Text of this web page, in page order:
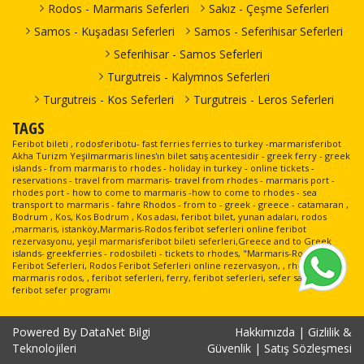
Yolcu Limanı >
09:00-09:30
Katamaran
23.08.2026
Pazar
09:15-10:00
Dentur Avrasya
Bodrum
Yolcu Limanı >
Kos Limanı
23.08.2026
Bodrum
Cruise Port
Yolcu Limanı >
Kos Limanı
23.08.2026
Pazar
18:00-18:30
Yeşil Marmaris
Katamaran
Bodrum
Cruise Port
Yolcu Limanı >
Kos Limanı
24.08.2026
Pazartesi
09:00-09:30
Yeşil Marmaris
Katamaran
Bodrum Kale
Limanı > Kos
Limanı
Pazartesi
09:15-10:00
Feribot
Bodrum
Bodrum
Cruise Port
21.08.2026
Cuma
10:00-10:30
Yeşil Marmaris
Katamaran
Cruise Port
Yolcu Limanı
21.08.2026
17:00-17:30
Yeşil Marmaris
Katamaran
Kos Limanı >
Bodrum Kale
Limanı
Cuma
17:15-18:00
Dentur Avrasya
Feribot
Kos Limanı >
Bodrum
Cruise Port
Yolcu Limanı
21.08.2026
Cuma
19:00-19:30
Yeşil Marmaris
Katamaran
Kos Limanı >
Bodrum
Cruise Port
Yolcu Limanı
22.08.2026
Cumartesi
Yeşil Marmaris
Katamaran
Kos Limanı >
Bodrum
Cruise Port
22.08.2026
Cumartesi
Yeşil Marmaris
Katamaran
Rodos - Marmaris Seferleri
Sakız - Çeşme Seferleri
Samos - Kuşadası Seferleri
Samos - Seferihisar Seferleri
Seferihisar - Samos Seferleri
Turgutreis - Kalymnos Seferleri
Turgutreis - Kos Seferleri
Turgutreis - Leros Seferleri
TAGS
Feribot bileti , rodosferibotu- fast ferries ferries to turkey -marmarisferibot
Akha Turizm Yeşilmarmaris lines'ın bilet satış acentesidir - greek ferry - greek
islands - from marmaris to rhodes - holiday in turkey - online tickets -
reservations - travel from marmaris- travel from rhodes - marmaris port -
rhodes port - how to come to marmaris -how to come to rhodes - sea
transport to marmaris - fahre Rhodos - from to - greek - greece - catamaran ,
Bodrum , Kos, Kos Bodrum , Kos adası, feribot bilet, yunan adaları, rodos
,marmaris, istanköy,Marmaris-Rodos feribot seferleri online feribot
rezervasyonu, yeşil marmarisferibot bileti seferleri,Greece and to Greek
islands- greekferries - rodosbileti - tickets to rhodes, "Marmaris-Rodos
Feribot Seferleri, Rodos Feribot Seferleri online rezervasyon, , rhodes, ,
marmaris rodos, , feribot seferleri, ferry, feribot seferleri, sefer saatleri,
feribot sefer programı
Powered By DataNet Bilgi
Teknolojileri
Hakkımızda | Gizlilik &
Güvenlik | Satış Sözleşmesi